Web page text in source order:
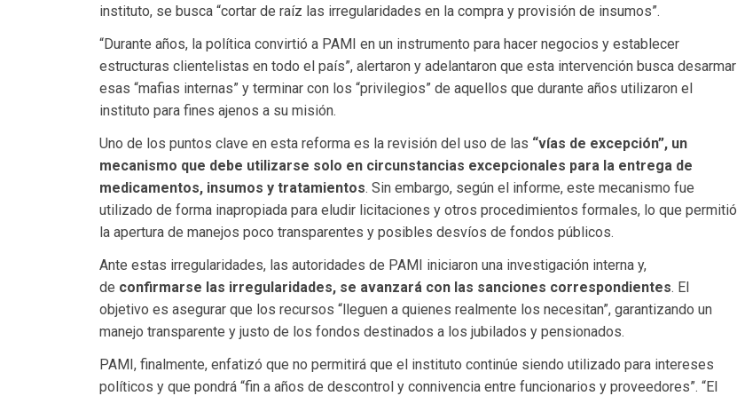
instituto, se busca “cortar de raíz las irregularidades en la compra y provisión de insumos”.
“Durante años, la política convirtió a PAMI en un instrumento para hacer negocios y establecer
estructuras clientelistas en todo el país”, alertaron y adelantaron que esta intervención busca desarmar
esas “mafias internas” y terminar con los “privilegios” de aquellos que durante años utilizaron el
instituto para fines ajenos a su misión.
Uno de los puntos clave en esta reforma es la revisión del uso de las “vías de excepción”, un
mecanismo que debe utilizarse solo en circunstancias excepcionales para la entrega de
medicamentos, insumos y tratamientos. Sin embargo, según el informe, este mecanismo fue
utilizado de forma inapropiada para eludir licitaciones y otros procedimientos formales, lo que permitió
la apertura de manejos poco transparentes y posibles desvíos de fondos públicos.
Ante estas irregularidades, las autoridades de PAMI iniciaron una investigación interna y,
de confirmarse las irregularidades, se avanzará con las sanciones correspondientes. El
objetivo es asegurar que los recursos “lleguen a quienes realmente los necesitan”, garantizando un
manejo transparente y justo de los fondos destinados a los jubilados y pensionados.
PAMI, finalmente, enfatizó que no permitirá que el instituto continúe siendo utilizado para intereses
políticos y que pondrá “fin a años de descontrol y connivencia entre funcionarios y proveedores”. “El